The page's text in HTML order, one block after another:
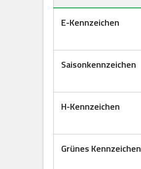
E-Kennzeichen
Saisonkennzeichen
H-Kennzeichen
Grünes Kennzeichen